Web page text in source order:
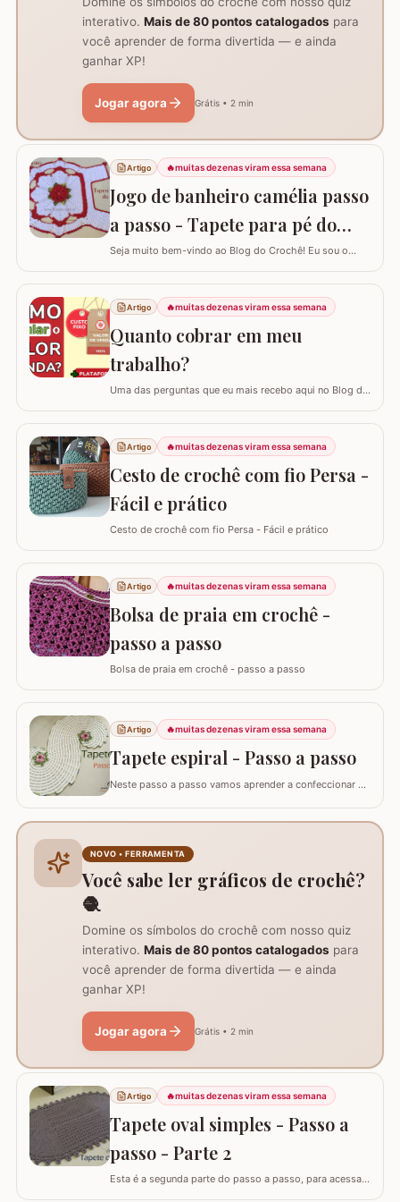
interativo. Mais de 80 pontos catalogados para
você aprender de forma divertida — e ainda
ganhar XP!
Jogar agora Grátis • 2 min
Artigo 🔥muitas dezenas viram essa semana
Jogo de banheiro camélia passo
a passo - Tapete para pé do
vaso
Seja muito bem-vindo ao Blog do Crochê! Eu sou o
tapete camélia para o pé do vaso sanitário. Este passo
a passo foi elaborado com muito carinho para que você
complete seu jogo de banheiro com perfeição. É uma
peça com encaixe preciso e um…
Artigo 🔥muitas dezenas viram essa semana
Quanto cobrar em meu
trabalho?
Uma das perguntas que eu mais recebo aqui no Blog do
quem já tem estrada, é: "Samuel, quanto eu devo cobrar
pelas minhas peças?". Eu sei que muitas vezes o medo
de cobrar o valor justo e não vender fala mais alto, mas
hoje eu quero te ajudar a mudar…
Artigo 🔥muitas dezenas viram essa semana
Cesto de crochê com fio Persa -
Fácil e prático
Cesto de crochê com fio Persa - Fácil e prático
Artigo 🔥muitas dezenas viram essa semana
Bolsa de praia em crochê -
passo a passo
Bolsa de praia em crochê - passo a passo
Artigo 🔥muitas dezenas viram essa semana
Tapete espiral - Passo a passo
Neste passo a passo vamos aprender a confeccionar o
multicolor para contorno, flores e folhas. Se for utilizar
como trilho de mesa aconselho um fio…
NOVO • FERRAMENTA
Você sabe ler gráficos de crochê?
🧶
Domine os símbolos do crochê com nosso quiz
interativo. Mais de 80 pontos catalogados para
você aprender de forma divertida — e ainda
ganhar XP!
Jogar agora Grátis • 2 min
Artigo 🔥muitas dezenas viram essa semana
Tapete oval simples - Passo a
passo - Parte 2
Esta é a segunda parte do passo a passo, para acessar